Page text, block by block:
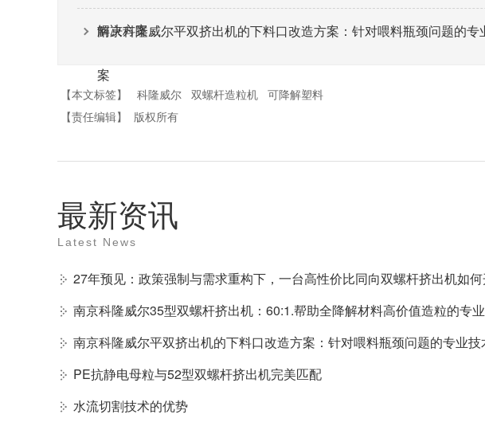
解决方案。
南京科隆威尔平双挤出机的下料口改造方案：针对喂料瓶颈问题的专
案
【本文标签】 科隆威尔 双螺杆造粒机 可降解塑料
【责任编辑】
版权所有
最新资讯
Latest News
南京科隆威尔平双挤出机的下料口改造方案：针对喂料瓶颈问题的专业技
PE抗静电母粒与52型双螺杆挤出机完美匹配
水流切割技术的优势